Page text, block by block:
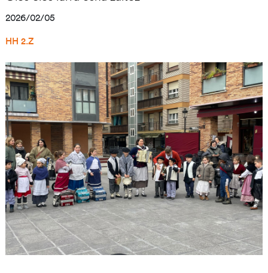
2026/02/05
HH 2.Z
Irudia